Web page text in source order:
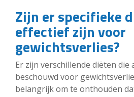
Zijn er specifieke
effectief zijn voor
gewichtsverlies?
Er zijn verschillende diëten die
beschouwd voor
belangrijk om te onthouden